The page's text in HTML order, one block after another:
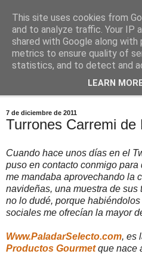
Comoju
La Cocina del Día a Día y el
7 de diciembre de 2011
Turrones Carremi de
Cuando hace unos días en el
puso en contacto conmigo
me mandaba aprovechando la
navideñas, una muestra de sus
no lo dudé, porque
sociales me ofrecían la mayor
Www.PaladarSelecto.com, es
Productos Gourmetque nace
This site uses cookies from
and to analyze traffic. Your IP
shared with Google along
metrics to ensure quality of
statistics, and to detect and
LEARN